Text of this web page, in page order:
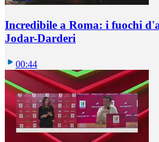
Incredibile a Roma: i fuochi
Jodar-Darderi
00:44